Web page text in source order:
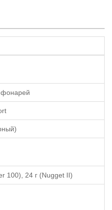
фонарей
100), 24 г (Nugget II)